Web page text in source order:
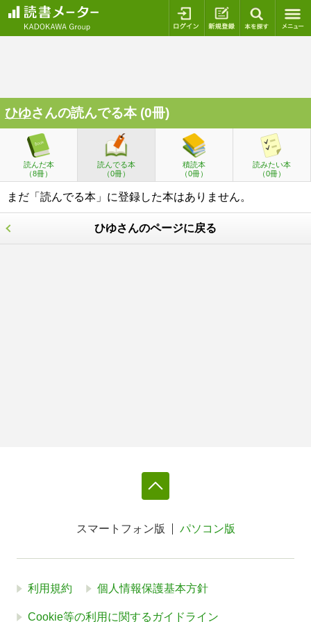
ログイン 新規登録
ひゆさんの読んでる本 (0冊)
読んだ本
（8冊）
読んでる本
（0冊）
積読本
（0冊）
読みたい本
（0冊）
まだ「読んでる本」に登録した本はありません。
ひゆさんのページに戻る
スマートフォン版 パソコン版
利用規約 個人情報保護基本方針
Cookie等の利用に関するガイドライン